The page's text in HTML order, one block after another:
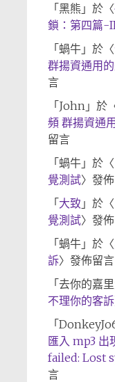
「 黑熊 」於〈
鎖：第四篇-
「 蝸牛」於〈
群揚資通用
言
「 John」於
頻 群揚資通
留言
「 蝸牛」於〈
覺測試〉發
「 大致 」於〈
覺測試〉發
「 蝸牛」於〈
訴〉發佈留言
「 去你的嘉
不理你的客訴
「
匯入 mp3
failed: Lost
言